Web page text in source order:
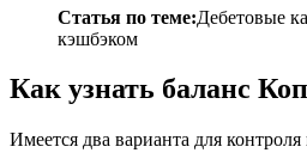
Статья по теме:Дебетовые
кэшбэком
Как узнать баланс
Имеется два варианта для